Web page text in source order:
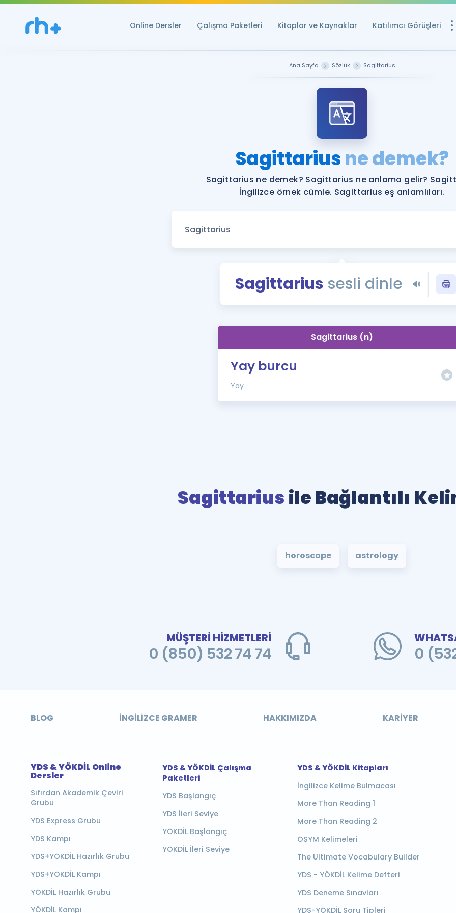
Online Dersler Çalışma Paketleri Kitaplar ve Kaynaklar Katılımcı Görüşleri
Ücretsiz
YDS ve YÖKDİL
YDS ve YÖKDİL'e
Tüm ÖSYM
YDS - YÖKDİL
İngilizce
Ana Sayfa Sözlük Sagittarius
Sagittariusne demek?
Sagittarius ne demek? Sagittarius ne anlama gelir?
İngilizce örnek cümle. Sagittarius eş anlamlıları.
Sagittarius sesli dinle
Sagittarius (n)
Yay burcu
Yay
Sagittarius ile Bağlantılı
horoscope astrology
MÜŞTERİ HİZMETLERİ
0 (850) 532 74 74 0
BLOG İNGILIZCE GRAMER HAKKIMIZDA KARIYER
YDS & YÖKDİL Online
Dersler
Sıfırdan Akademik Çeviri
Grubu
YDS Express Grubu
YDS Kampı
YDS+YÖKDİL Hazırlık Grubu
YDS+YÖKDİL Kampı
YÖKDİL Hazırlık Grubu
YÖKDİL Kampı
YDS & YÖKDİL Çalışma
Paketleri
YDS Başlangıç
YDS İleri Seviye
YÖKDİL Başlangıç
YÖKDİL İleri Seviye
YDS & YÖKDİL Kitapları
İngilizce Kelime Bulmacası
More Than Reading 1
More Than Reading 2
ÖSYM Kelimeleri
The Ultimate Vocabulary Builder
YDS - YÖKDİL Kelime Defteri
YDS Deneme Sınavları
YDS-YÖKDİL Soru Tipleri